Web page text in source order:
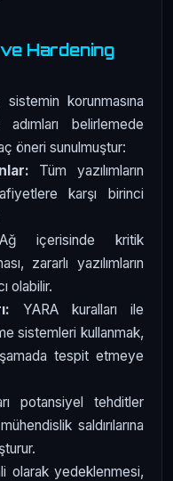
Hardening
korunmasına
belirlemede
öneri sunulmuştur:
Tüm yazılımların
karşı birinci
içerisinde kritik
zararlı yazılımların
olabilir.
YARA kuralları ile
sistemleri kullanmak,
tespit etmeye
potansiyel tehditler
saldırılarına
olarak yedeklenmesi,